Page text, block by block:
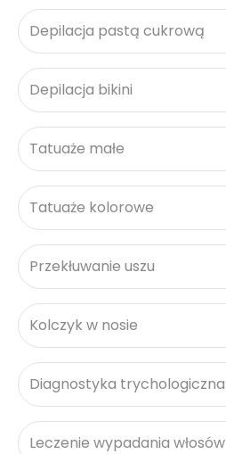
Depilacja pastą cukrową
Depilacja bikini
Tatuaże małe
Tatuaże kolorowe
Przekłuwanie uszu
Kolczyk w nosie
Diagnostyka trychologiczna
Leczenie wypadania włosów